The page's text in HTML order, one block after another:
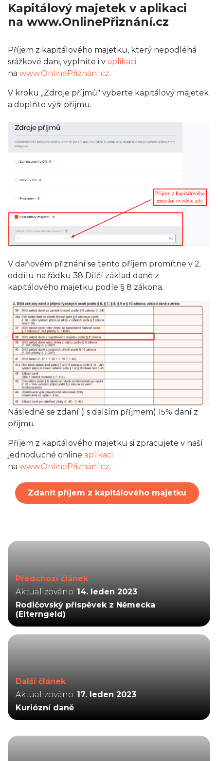
Kapitálový majetek v aplikaci
na www.OnlinePřiznání.cz
Příjem z kapitálového majetku, který nepodléhá
srážkové dani, vyplníte i v aplikaci
na www.OnlinePřiznání.cz.
V kroku „Zdroje příjmů" vyberte kapitálový majetek
a doplňte výši příjmu.
V daňovém přiznání se tento příjem promítne v 2.
oddílu na řádku 38 Dílčí základ daně z
kapitálového majetku podle § 8 zákona.
Následně se zdaní (i s dalším příjmem) 15% daní z
příjmu.
Příjem z kapitálového majetku si zpracujete v naší
jednoduché online aplikaci
na www.OnlinePřiznání.cz.
Zdanit příjem z kapitálového majetku
Předchozí článek
Aktualizováno: 14. leden 2023
Rodičovský příspěvek z Německa
(Elterngeld)
Další článek
Aktualizováno: 17. leden 2023
Kuriózní daně